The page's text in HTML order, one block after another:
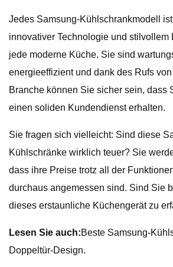
Jedes Samsung-Kühlschrankmodell
innovativer Technologie und stilvollem
jede moderne Küche. Sie sind
energieeffizient und dank des Rufs
Branche können Sie sicher sein, dass
einen soliden Kundendienst erhalten.
Sie fragen sich vielleicht: Sind diese
Kühlschränke wirklich teuer? Sie
dass ihre Preise trotz all der
durchaus angemessen sind. Sind Sie
dieses erstaunliche Küchengerät zu
Lesen Sie auch:Beste Samsung-
Doppeltür-Design.